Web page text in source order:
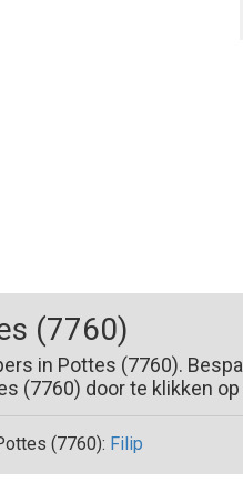
(7760)
in Pottes (7760).
door te klikken op
(7760): Filip